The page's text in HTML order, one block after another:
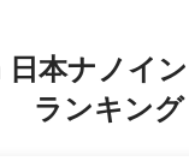
本ナノイ
ランキング